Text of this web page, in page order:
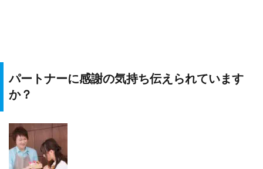
パートナーに感謝の気持ち伝えられています
か？